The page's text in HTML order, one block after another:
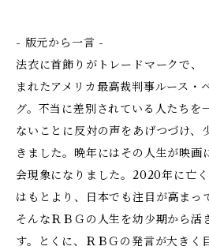
- 版元から一言 -
法衣に首飾りがトレードマークで、
まれたアメリカ最高裁判事ルース・
グ。不当に差別されている人たちを
ないことに反対の声をあげつづけ、
きました。晩年にはその人生が映画
会現象になりました。2020年に亡
はもとより、日本でも注目が高まっ
そんなＲＢＧの人生を幼少期から活
す。とくに、ＲＢＧの発言が大きく